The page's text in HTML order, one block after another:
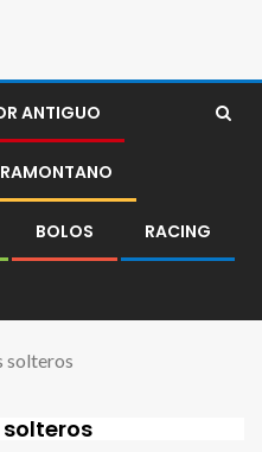
ANTIGUO
BOLOS RACING
solteros